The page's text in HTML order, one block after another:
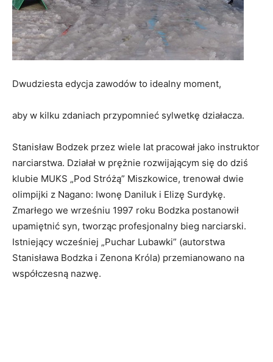
Dwudziesta edycja zawodów to idealny moment,
aby w kilku zdaniach przypomnieć sylwetkę działacza.
Stanisław Bodzek przez wiele lat pracował jako instruktor
narciarstwa. Działał w prężnie rozwijającym się do dziś
klubie MUKS „Pod Stróżą” Miszkowice, trenował dwie
olimpijki z Nagano: Iwonę Daniluk i Elizę Surdykę.
Zmarłego we wrześniu 1997 roku Bodzka postanowił
upamiętnić syn, tworząc profesjonalny bieg narciarski.
Istniejący wcześniej „Puchar Lubawki” (autorstwa
Stanisława Bodzka i Zenona Króla) przemianowano na
współczesną nazwę.